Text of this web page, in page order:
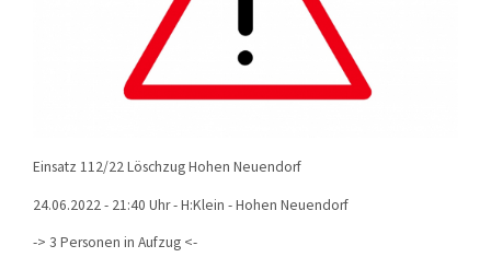
Einsatz 112/22 Löschzug Hohen Neuendorf
24.06.2022 - 21:40 Uhr - H:Klein - Hohen Neuendorf
-> 3 Personen in Aufzug <-